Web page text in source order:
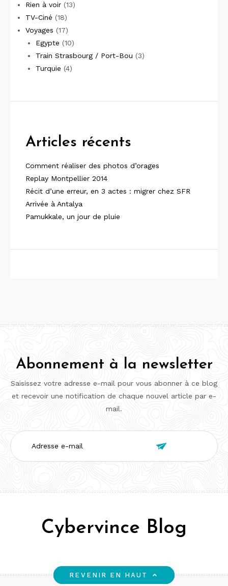
Rien à voir (13)
TV-Ciné (18)
Voyages (17)
Egypte (10)
Train Strasbourg / Port-Bou (3)
Turquie (4)
Articles récents
Comment réaliser des photos d’orages
Replay Montpellier 2014
Récit d’une erreur, en 3 actes : migrer chez SFR
Arrivée à Antalya
Pamukkale, un jour de pluie
Abonnement à la newsletter
Saisissez votre adresse e-mail pour vous abonner à ce blog
et recevoir une notification de chaque nouvel article par e-
mail.
Adresse
e-
mail

Cybervince Blog
REVENIR EN HAUT